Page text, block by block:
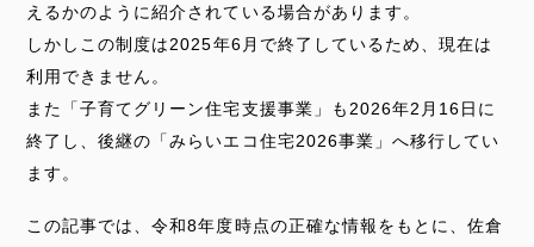
えるかのように紹介されている場合があります。
しかしこの制度は2025年6月で終了しているため、現在は
利用できません。
また「子育てグリーン住宅支援事業」も2026年2月16日に
終了し、後継の「みらいエコ住宅2026事業」へ移行してい
ます。
この記事では、令和8年度時点の正確な情報をもとに、佐倉